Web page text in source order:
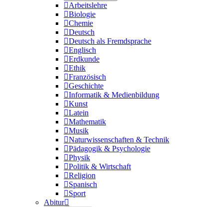
Arbeitslehre
Biologie
Chemie
Deutsch
Deutsch als Fremdsprache
Englisch
Erdkunde
Ethik
Französisch
Geschichte
Informatik & Medienbildung
Kunst
Latein
Mathematik
Musik
Naturwissenschaften & Technik
Pädagogik & Psychologie
Physik
Politik & Wirtschaft
Religion
Spanisch
Sport
Abitur